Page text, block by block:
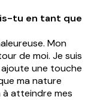
tu en tant que
Mon
de moi. Je suis
ajoute une touche
ma nature
atteindre mes